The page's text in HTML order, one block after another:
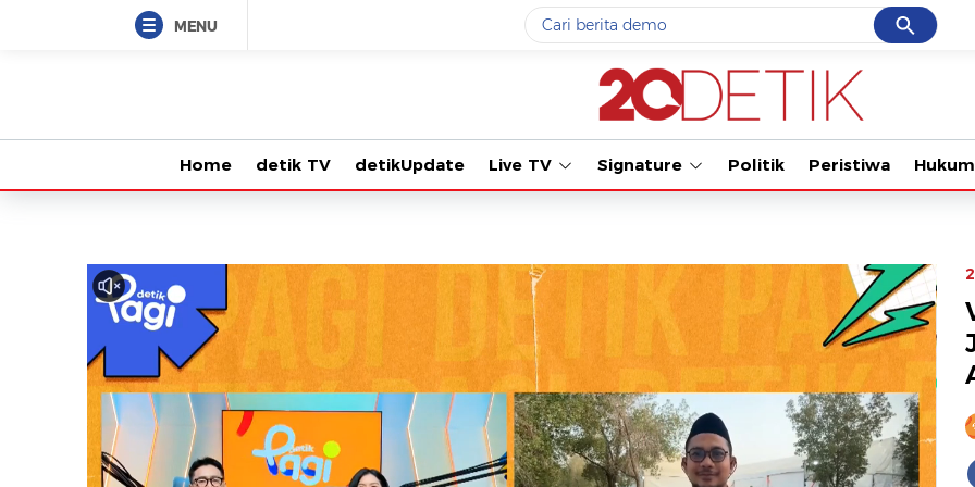
MENU Cancel
Yang sedang ramai dicari
gempa hari ini
#3prabowo
#5demo
Promoted
Terakhir yang dicari
Loading...
Tonton kabar
Home detik TV detikUpdate Live TV Signature Politik Peristiwa Hukum